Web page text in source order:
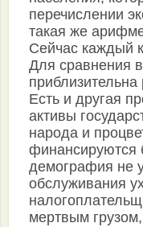
перечислении
такая же
Сейчас каждый
Для сравнения
Есть и другая
активы
народа и
финансируются
демография не
обслуживания
мертвым